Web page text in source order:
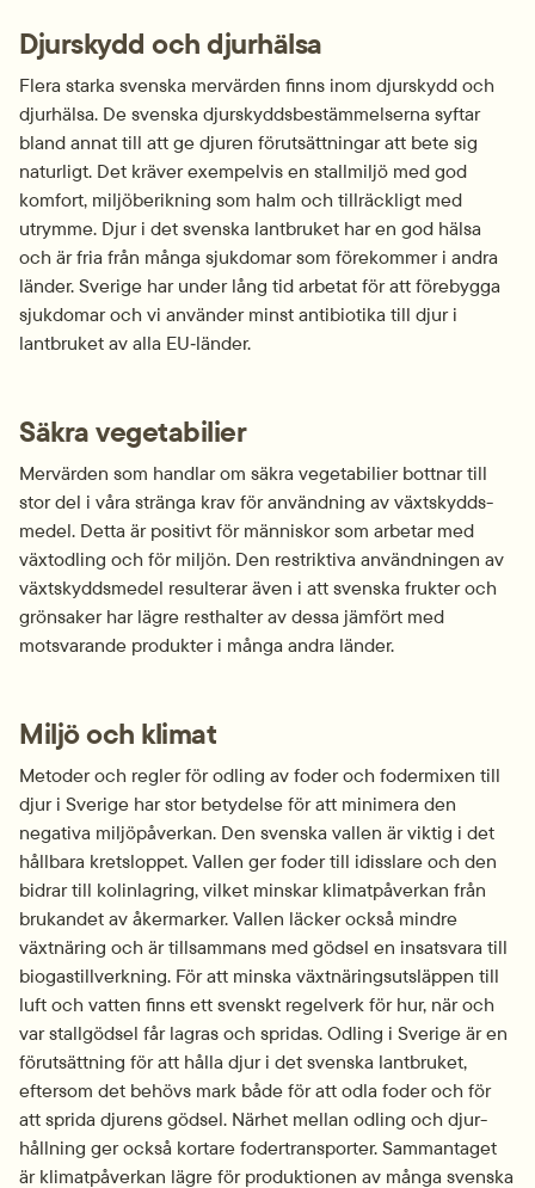
Djurskydd och djurhälsa
Flera starka svenska mervärden finns inom djurskydd och
djurhälsa. De svenska djurskydds­bestämmelserna syftar
bland annat till att ge djuren förutsättningar att bete sig
naturligt. Det kräver exempelvis en stallmiljö med god
komfort, miljö­berikning som halm och tillräckligt med
utrymme. Djur i det svenska lantbruket har en god hälsa
och är fria från många sjukdomar som förekommer i andra
länder. Sverige har under lång tid arbetat för att förebygga
sjukdomar och vi använder minst antibiotika till djur i
lantbruket av alla EU‑länder.
Säkra vegetabilier
Mervärden som handlar om säkra vegetabilier bottnar till
stor del i våra stränga krav för användning av växtskydds­
medel. Detta är positivt för människor som arbetar med
växt­odling och för miljön. Den restriktiva användningen av
växtskydds­medel resulterar även i att svenska frukter och
grönsaker har lägre resthalter av dessa jämfört med
motsvarande produkter i många andra länder.
Miljö och klimat
Metoder och regler för odling av foder och fodermixen till
djur i Sverige har stor betydelse för att minimera den
negativa miljö­påverkan. Den svenska vallen är viktig i det
hållbara kretsloppet. Vallen ger foder till idisslare och den
bidrar till kol­inlagring, vilket minskar klimat­påverkan från
brukandet av åkermarker. Vallen läcker också mindre
växtnäring och är tillsammans med gödsel en insats­vara till
biogas­tillverkning. För att minska växtnärings­utsläppen till
luft och vatten finns ett svenskt regelverk för hur, när och
var stall­gödsel får lagras och spridas. Odling i Sverige är en
förutsättning för att hålla djur i det svenska lantbruket,
eftersom det behövs mark både för att odla foder och för
att sprida djurens gödsel. Närhet mellan odling och djur­
hållning ger också kortare foder­transporter. Sammantaget
är klimat­påverkan lägre för produktionen av många svenska